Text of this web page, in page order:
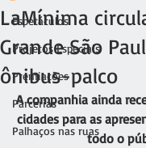
Espetáculos
Projetos Especiais
Premiações
Parcerias
Palhaços nas ruas
LaMínima
Grande São
ônibus-palco
A companhia ainda
cidades para as
todo o